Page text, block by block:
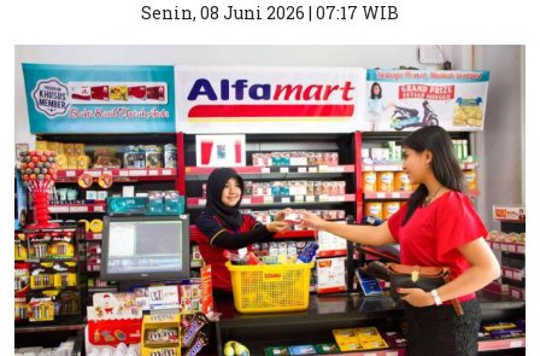
Senin, 08 Juni 2026 | 07:17 WIB